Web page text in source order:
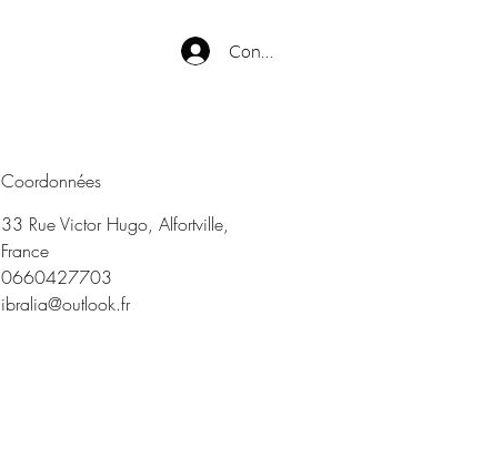
Connexion
Coordonnées
33 Rue Victor Hugo, Alfortville,
France
0660427703
ibralia@outlook.fr